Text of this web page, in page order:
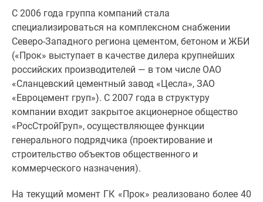
С 2006 года группа компаний стала
специализироваться на комплексном снабжении
Северо-Западного региона цементом, бетоном и ЖБИ
(«Прок» выступает в качестве дилера крупнейших
российских производителей — в том числе ОАО
«Сланцевский цементный завод «Цесла», ЗАО
«Евроцемент груп»). С 2007 года в структуру
компании входит закрытое акционерное общество
«РосСтройГруп», осуществляющее функции
генерального подрядчика (проектирование и
строительство объектов общественного и
коммерческого назначения).
На текущий момент ГК «Прок» реализовано более 40